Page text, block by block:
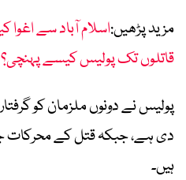
مزید پڑھیں:اسلام آباد سے
قاتلوں تک پولیس کیسے پہنچی؟
پولیس نے دونوں ملزمان کو
دی ہے، جبکہ قتل کے محرکات
ہیں۔